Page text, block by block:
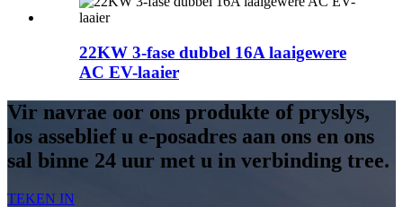
22KW 3-fase dubbel 16A laaigewere
AC EV-laaier
Vir navrae oor ons produkte of pryslys,
los asseblief u e-posadres aan ons en ons
sal binne 24 uur met u in verbinding tree.
TEKEN IN